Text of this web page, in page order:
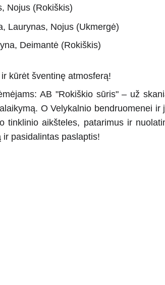
Nojus (Rokiškis)
Laurynas, Nojus (Ukmergė)
Deimantė (Rokiškis)
kūrėt šventinę atmosferą!
AB "Rokiškio sūris" – už
O Velykalnio bendruomenei
tinklinio aikšteles, patarimus ir
pasidalintas paslaptis!